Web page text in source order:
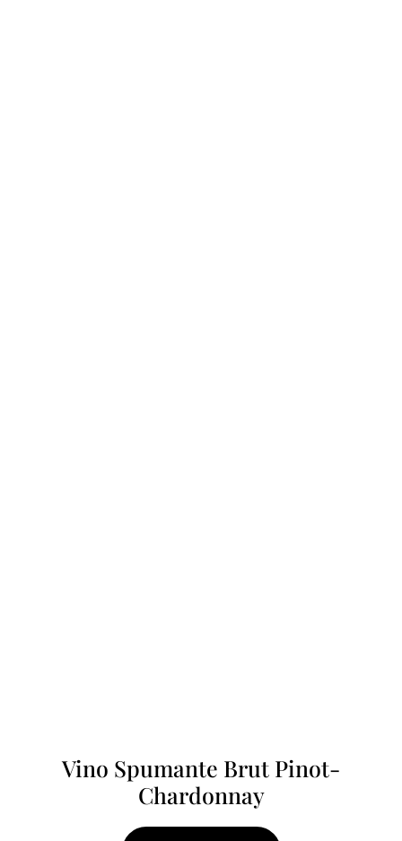
Vino Spumante Brut Pinot-
Chardonnay